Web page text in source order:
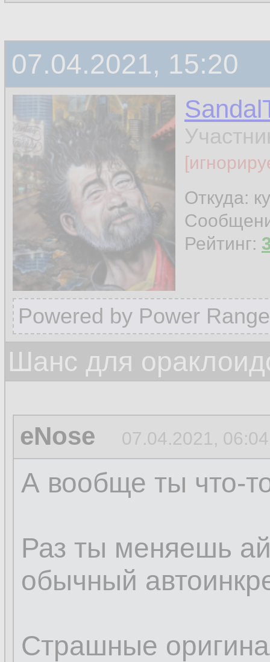
07.04.2021, 15:20
Откуда:
Рейтинг:
Powered by Power
Шанс для
eNose 07.04.2021, 06:04
А вообще ты что-
Раз ты меняешь
обычный
Страшные